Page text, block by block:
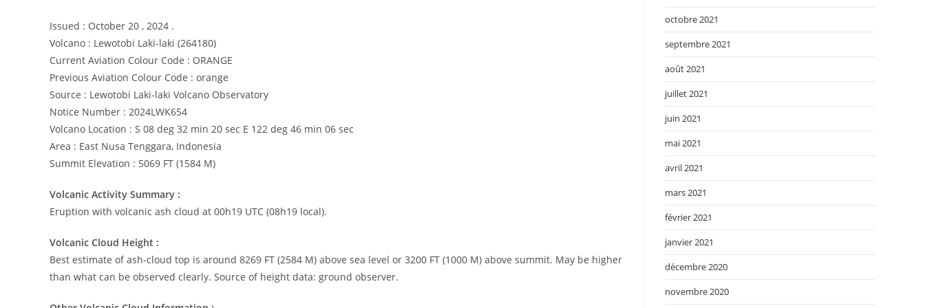
Issued : October 20 , 2024 .
Volcano : Lewotobi Laki-laki (264180)
Current Aviation Colour Code : ORANGE
Previous Aviation Colour Code : orange
Source : Lewotobi Laki-laki Volcano Observatory
Notice Number : 2024LWK654
Volcano Location : S 08 deg 32 min 20 sec E 122 deg 46 min 06 sec
Area : East Nusa Tenggara, Indonesia
Summit Elevation : 5069 FT (1584 M)
Volcanic Activity Summary :
Eruption with volcanic ash cloud at 00h19 UTC (08h19 local).
Volcanic Cloud Height :
Best estimate of ash-cloud top is around 8269 FT (2584 M) above sea level or 3200 FT (1000 M) above summit. May be higher
than what can be observed clearly. Source of height data: ground observer.
octobre 2021
septembre 2021
août 2021
juillet 2021
juin 2021
mai 2021
avril 2021
mars 2021
février 2021
janvier 2021
décembre 2020
novembre 2020